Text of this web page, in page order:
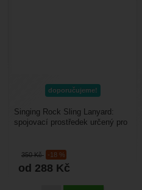
doporučujeme!
350Kč -18 %
od 288 Kč
Singing Rock Sling Lanyard:
spojovací prostředek určený pro